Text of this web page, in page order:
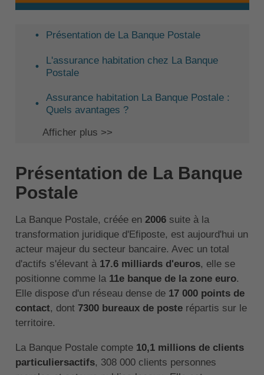
Présentation de La Banque Postale
L'assurance habitation chez La Banque
Postale
Assurance habitation La Banque Postale :
Quels avantages ?
Afficher plus >>
Présentation de La Banque
Postale
La Banque Postale, créée en 2006 suite à la
transformation juridique d'Efiposte, est aujourd'hui un
acteur majeur du secteur bancaire. Avec un total
d'actifs s'élevant à 17.6 milliards d'euros, elle se
positionne comme la 11e banque de la zone euro.
Elle dispose d'un réseau dense de 17 000 points de
contact, dont 7300 bureaux de posterépartis sur le
territoire.
La Banque Postale compte 10,1 millions de clients
particuliersactifs, 308 000 clients personnes